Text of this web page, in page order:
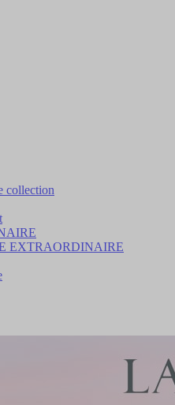
collection
EXTRAORDINAIRE